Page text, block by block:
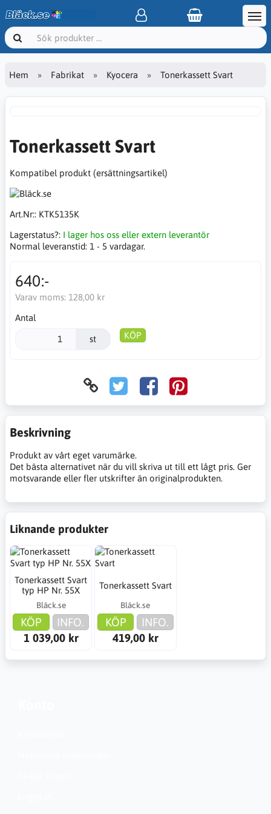
Hem Fabrikat Kyocera Tonerkassett Svart
Tonerkassett Svart
Kompatibel produkt (ersättningsartikel)
Art.Nr:: KTK5135K
Lagerstatus?: I lager hos oss eller extern leverantör
Normal leveranstid: 1 - 5 vardagar.
640:-
Varav moms: 128,00 kr
Antal
st KÖP
Beskrivning
Produkt av vårt eget varumärke.
Det bästa alternativet när du vill skriva ut till ett lågt pris. Ger
motsvarande eller fler utskrifter än originalprodukten.
Liknande produkter
Tonerkassett Svart
typ HP Nr. 55X
Bläck.se
KÖP
INFO.
1 039,00 kr
Tonerkassett Svart
Bläck.se
KÖP
INFO.
419,00 kr